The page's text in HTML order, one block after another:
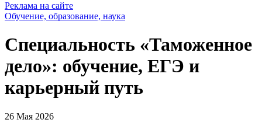
Реклама на сайте
Обучение, образование, наука
Специальность «Таможенное
дело»: обучение, ЕГЭ и
карьерный путь
26 Мая 2026